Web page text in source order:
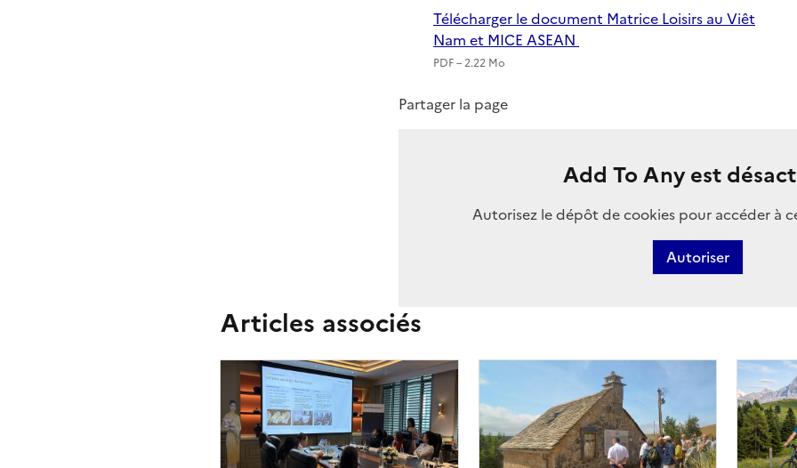
Télécharger le document Matrice Loisirs au Viêt
Nam et MICE ASEAN
PDF – 2.22 Mo
Partager la page
Add To Any est
Autorisez le dépôt de cookies pour accéder à
Autoriser
Articles associés